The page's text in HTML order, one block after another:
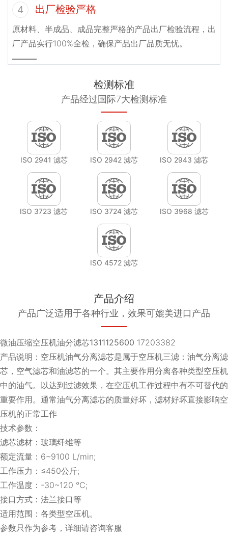
4 出厂检验严格
原材料、半成品、成品完整严格的产品出厂检验流程，出
厂产品实行100%全检，确保产品出厂品质无忧。
检测标准
产品经过国际7大检测标准
ISO 2941 滤芯 ISO 2942 滤芯 ISO 2943 滤芯
ISO 3723 滤芯 ISO 3724 滤芯 ISO 3968 滤芯
ISO 4572 滤芯
产品介绍
产品广泛适用于各种行业，效果可媲美进口产品
微油压缩空压机油分滤芯1311125600 17203382
产品说明：空压机油气分离滤芯是属于空压机三滤：油气分离滤
芯，空气滤芯和油滤芯的一个。其主要作用分离各种类型空压机
中的油气。以达到过滤效果，在空压机工作过程中有不可替代的
重要作用。通常油气分离滤芯的质量好坏，滤材好坏直接影响空
压机的正常工作
技术参数：
滤芯滤材：玻璃纤维等
额定流量：6~9100 L/min;
工作压力：≤450公斤;
工作温度：-30~120 ℃;
接口方式：法兰接口等
适用范围：各类型空压机。
参数只作为参考，详细请咨询客服